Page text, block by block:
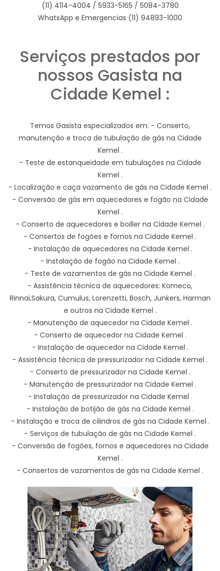
(11) 4114-4004 / 5933-5165 / 5084-3780
WhatsApp e Emergencias (11) 94893-1000
Serviços prestados por
nossos Gasista na
Cidade Kemel :
Temos Gasista especializados em: - Conserto,
manutenção e troca de tubulação de gás na Cidade
Kemel .
- Teste de estanqueidade em tubulações na Cidade
Kemel .
- Localização e caça vazamento de gás na Cidade Kemel .
- Conversão de gás em aquecedores e fogão na Cidade
Kemel .
- Conserto de aquecedores e boiller na Cidade Kemel .
- Consertos de fogões e fornos na Cidade Kemel .
- Instalação de aquecedores na Cidade Kemel .
- Instalação de fogão na Cidade Kemel .
- Teste de vazamentos de gás na Cidade Kemel .
- Assistência técnica de aquecedores: Komeco,
Rinnai,Sakura, Cumulus, Lorenzetti, Bosch, Junkers, Harman
e outros na Cidade Kemel .
- Manutenção de aquecedor na Cidade Kemel .
- Conserto de aquecedor na Cidade Kemel .
- Instalação de aquecedor na Cidade Kemel .
- Assistência técnica de pressurizador na Cidade Kemel .
- Conserto de pressurizador na Cidade Kemel .
- Manutenção de pressurizador na Cidade Kemel .
- Instalação de pressurizador na Cidade Kemel .
- Instalação de botijão de gás na Cidade Kemel .
- Instalação e troca de cilindros de gás na Cidade Kemel .
- Serviços de tubulação de gás na Cidade Kemel .
- Conversão de fogões, fornos e aquecedores na Cidade
Kemel .
- Consertos de vazamentos de gás na Cidade Kemel .